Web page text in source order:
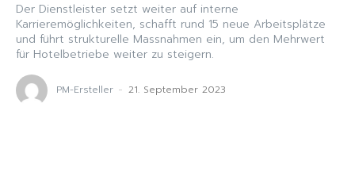
Der Dienstleister setzt weiter auf interne
Karrieremöglichkeiten, schafft rund 15 neue Arbeitsplätze
und führt strukturelle Massnahmen ein, um den Mehrwert
für Hotelbetriebe weiter zu steigern.
PM-Ersteller - 21. September 2023